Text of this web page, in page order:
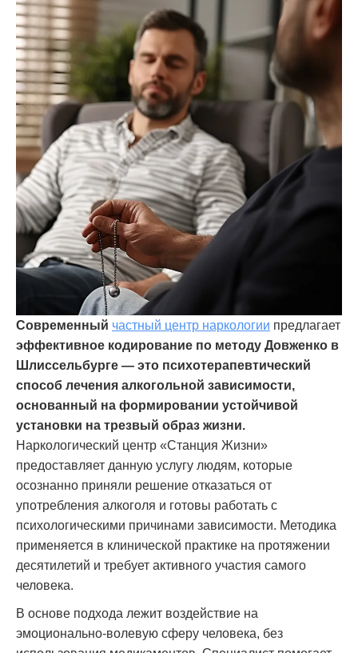
Современный частный центр наркологии предлагает
эффективное кодирование по методу Довженко в
Шлиссельбурге — это психотерапевтический
способ лечения алкогольной зависимости,
основанный на формировании устойчивой
установки на трезвый образ жизни.
Наркологический центр «Станция Жизни»
предоставляет данную услугу людям, которые
осознанно приняли решение отказаться от
употребления алкоголя и готовы работать с
психологическими причинами зависимости. Методика
применяется в клинической практике на протяжении
десятилетий и требует активного участия самого
человека.
В основе подхода лежит воздействие на
эмоционально-волевую сферу человека, без